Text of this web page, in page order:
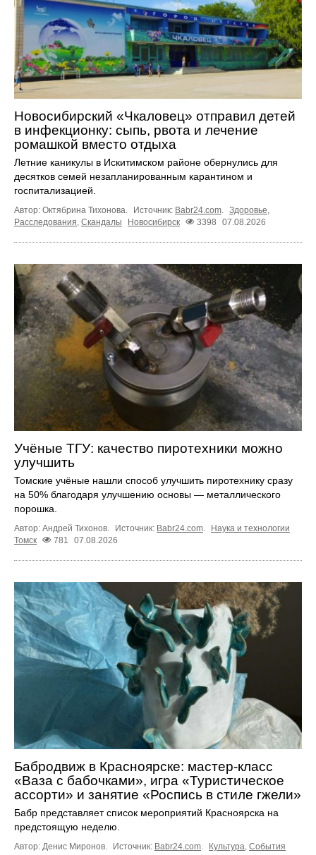
Новосибирский «Чкаловец» отправил детей
в инфекционку: сыпь, рвота и лечение
ромашкой вместо отдыха
Летние каникулы в Искитимском районе обернулись для
десятков семей незапланированным карантином и
госпитализацией.
Автор: Октябрина Тихонова. Источник: Babr24.com. Здоровье,
Расследования, Скандалы Новосибирск 3398 07.08.2026
Учёные ТГУ: качество пиротехники можно
улучшить
Томские учёные нашли способ улучшить пиротехнику сразу
на 50% благодаря улучшению основы — металлического
порошка.
Автор: Андрей Тихонов. Источник: Babr24.com
Наука и технологии
Томск
781 07.08.2026
Бабродвиж в Красноярске: мастер-класс
«Ваза с бабочками», игра «Туристическое
ассорти» и занятие «Роспись в стиле гжели»
Бабр представляет список мероприятий Красноярска на
предстоящую неделю.
Автор: Денис Миронов. Источник: Babr24.com Культура События